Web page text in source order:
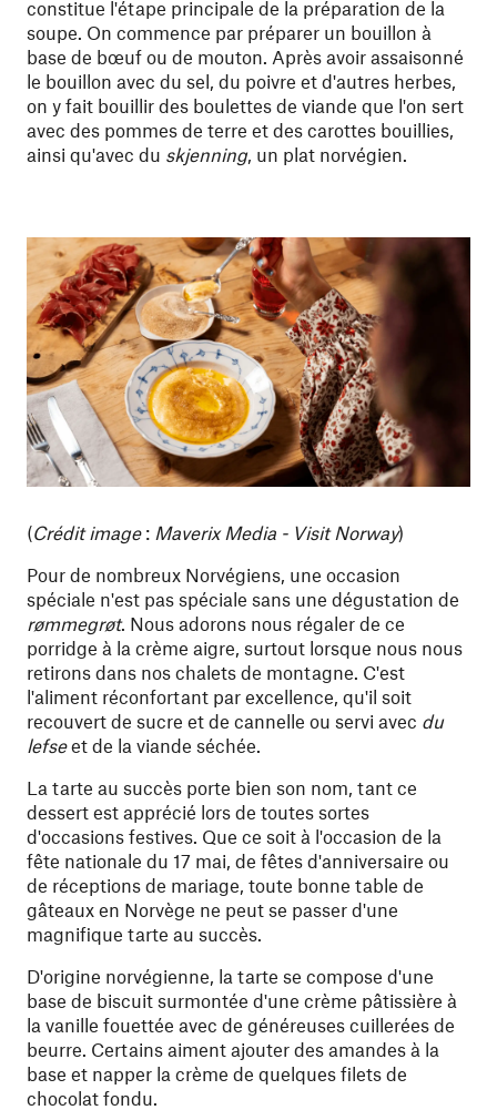
constitue l'étape principale de la préparation de la
soupe. On commence par préparer un bouillon à
base de bœuf ou de mouton. Après avoir assaisonné
le bouillon avec du sel, du poivre et d'autres herbes,
on y fait bouillir des boulettes de viande que l'on sert
avec des pommes de terre et des carottes bouillies,
ainsi qu'avec du skjenning, un plat norvégien.
(Crédit image: Maverix Media - Visit Norway)
Pour de nombreux Norvégiens, une occasion
spéciale n'est pas spéciale sans une dégustation de
rømmegrøt. Nous adorons nous régaler de ce
porridge à la crème aigre, surtout lorsque nous nous
retirons dans nos chalets de montagne. C'est
l'aliment réconfortant par excellence, qu'il soit
recouvert de sucre et de cannelle ou servi avec du
lefseet de la viande séchée.
La tarte au succès porte bien son nom, tant ce
dessert est apprécié lors de toutes sortes
d'occasions festives. Que ce soit à l'occasion de la
fête nationale du 17 mai, de fêtes d'anniversaire ou
de réceptions de mariage, toute bonne table de
gâteaux en Norvège ne peut se passer d'une
magnifique tarte au succès.
D'origine norvégienne, la tarte se compose d'une
base de biscuit surmontée d'une crème pâtissière à
la vanille fouettée avec de généreuses cuillerées de
beurre. Certains aiment ajouter des amandes à la
base et napper la crème de quelques filets de
chocolat fondu.